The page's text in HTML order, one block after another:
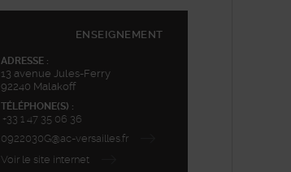
ENSEIGNEMENT
ADRESSE :
13 avenue Jules-Ferry
92240 Malakoff
TÉLÉPHONE(S) :
+33 1 47 35 06 36
0922030G@ac-versailles.fr
Voir le site internet